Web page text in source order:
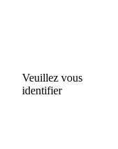
Veuillez vous
identifier